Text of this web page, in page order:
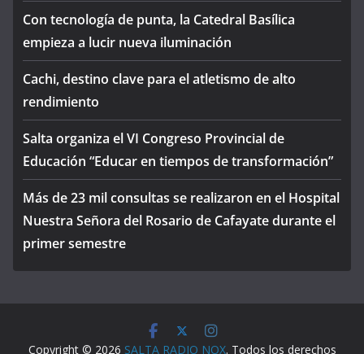
Con tecnología de punta, la Catedral Basílica
empieza a lucir nueva iluminación
Cachi, destino clave para el atletismo de alto
rendimiento
Salta organiza el VI Congreso Provincial de
Educación “Educar en tiempos de transformación”
Más de 23 mil consultas se realizaron en el Hospital
Nuestra Señora del Rosario de Cafayate durante el
primer semestre
Copyright © 2026 SALTA RADIO NOX. Todos los derechos